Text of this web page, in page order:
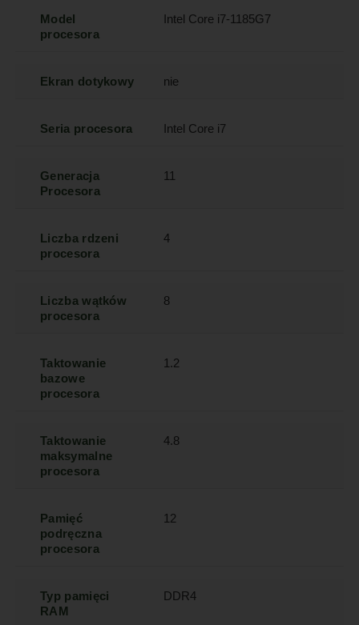
Model
procesora
Intel Core i7-1185G7
Ekran dotykowy nie
Seria procesora Intel Core i7
Generacja
Procesora
11
Liczba rdzeni
procesora
4
Liczba wątków
procesora
8
Taktowanie
bazowe
procesora
1.2
Taktowanie
maksymalne
procesora
4.8
Pamięć
podręczna
procesora
12
Typ pamięci
RAM
DDR4